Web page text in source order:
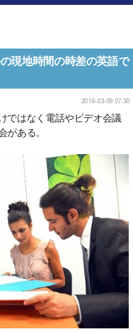
現地時間の時差の英語で
2016-03-09 07:30
ではなく電話やビデオ会議
ある。